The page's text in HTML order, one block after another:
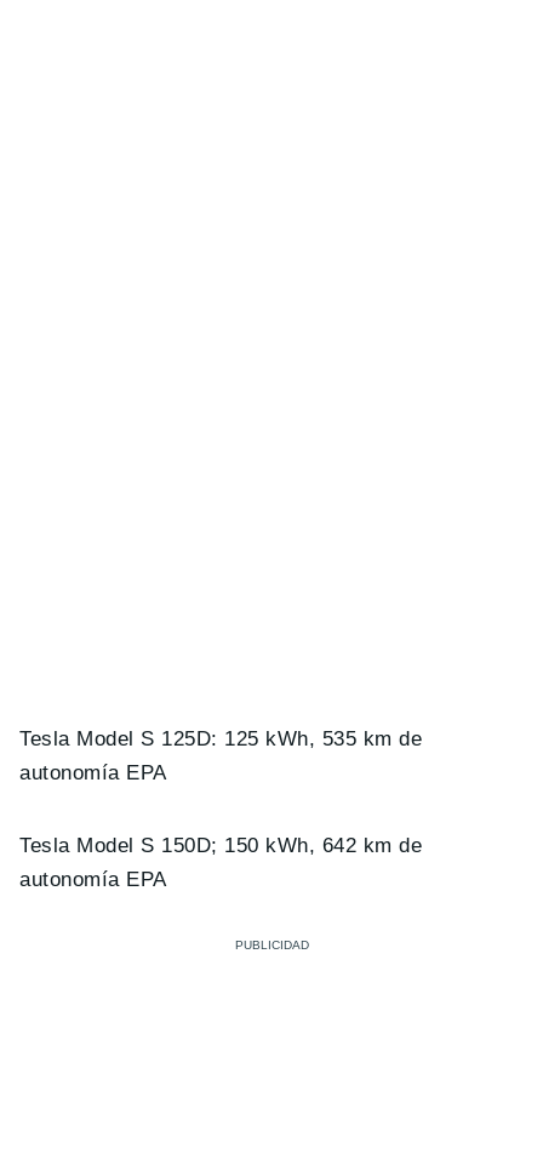
Tesla Model S 125D: 125 kWh, 535 km de
autonomía EPA
Tesla Model S 150D; 150 kWh, 642 km de
autonomía EPA